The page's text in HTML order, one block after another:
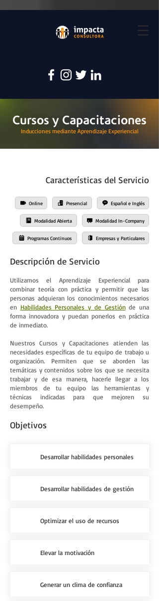
Cursos y Capacitaciones
Inducciones mediante Aprendizaje Experiencial
Características del Servicio
Online Presencial Español e Inglés
Modalidad Abierta Modalidad In-Company
Programas Continuos Empresas y Particulares
Descripción de Servicio
Utilizamos el Aprendizaje Experiencial para
combinar teoría con práctica y permitir que las
personas adquieran los conocimientos necesarios
en Habilidades Personales y de Gestiónde una
forma innovadora y puedan ponerlos en práctica
de inmediato.
Nuestros Cursos y Capacitaciones atienden las
necesidades específicas de tu equipo de trabajo u
organización. Permiten que se aborden las
temáticas y contenidos sobre los que se necesita
trabajar y de esa manera, hacerle llegar a los
miembros de tu equipo las herramientas y
técnicas indicadas para que mejoren su
desempeño.
Objetivos
Desarrollar habilidades personales
Desarrollar habilidades de gestión
Optimizar el uso de recursos
Elevar la motivación
Generar un clima de confianza